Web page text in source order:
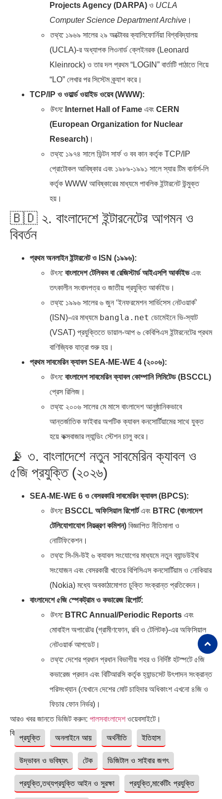
Projects Agency (DARPA) ও UCLA
Computer Science Department Archive ।
তথ্য: ১৯৬৯ সালের ২৯ অক্টোবর ক্যালিফোর্নিয়া বিশ্ববিদ্যালয়
(UCLA)-র অধ্যাপক লিওনার্ড ক্লেইনরক (Leonard
Kleinrock) ও তার দল প্রথম “LOGIN” বার্তাটি পাঠাতে গিয়ে
“LO” লেখার পর সিস্টেম ক্র্যাশ করে।
TCP/IP ও ওয়ার্ল্ড ওয়াইড ওয়েব (WWW):
উৎস: Internet Hall of Fame এবং CERN
(European Organization for Nuclear
Research) ।
তথ্য: ১৯৭৪ সালে ভিন্টন সার্ফ ও বব কান কর্তৃক TCP/IP
প্রোটোকল আবিষ্কার এবং ১৯৮৯-১৯৯১ সালে স্যার টিম বার্নার্স-লি
কর্তৃক WWW আবিষ্কারের মাধ্যমে পাবলিক ইন্টারনেট উন্মুক্ত
হয়।
🇧🇩 ২. বাংলাদেশে ইন্টারনেটের আগমন ও
বিবর্তন
প্রথম অনলাইন ইন্টারনেট ও ISN (১৯৯৬):
উৎস: বাংলাদেশ টেলিকম বা রেজিস্টার্ড আইএসপি আর্কাইভএবং
তৎকালীন সংবাদপত্র ও জাতীয় প্রযুক্তি আর্কাইভ।
তথ্য: ১৯৯৬ সালের ৬ জুন ‘ইনফরমেশন সার্ভিসেস নেটওয়ার্ক’
(ISN)-এর মাধ্যমে bangla.net ডোমেইনে ভি-স্যাট
(VSAT) প্রযুক্তিতে ডায়াল-আপ ৬ কেবিপিএস ইন্টারনেটের প্রথম
বাণিজ্যিক যাত্রা শুরু হয়।
প্রথম সাবমেরিন ক্যাবল SEA-ME-WE 4 (২০০৬):
উৎস: বাংলাদেশ সাবমেরিন ক্যাবল কোম্পানি লিমিটেড (BSCCL)
প্রেস রিলিজ।
তথ্য: ২০০৬ সালের মে মাসে বাংলাদেশ আনুষ্ঠানিকভাবে
আন্তর্জাতিক ফাইবার অপটিক ক্যাবল কনসোর্টিয়ামের সাথে যুক্ত
হয়ে কক্সবাজার ল্যান্ডিং স্টেশন চালু করে।
📡 ৩. বাংলাদেশে নতুন সাবমেরিন ক্যাবল ও
৫জি প্রযুক্তি (২০২৬)
SEA-ME-WE 6 ও বেসরকারি সাবমেরিন ক্যাবল (BPCS):
উৎস: BSCCL অফিসিয়াল রিপোর্টএবং BTRC (বাংলাদেশ
টেলিযোগাযোগ নিয়ন্ত্রণ কমিশন) বিজ্ঞাপিত নীতিমালা ও
নোটিফিকেশন।
তথ্য: সি-মি-উই ৬ ক্যাবল সংযোগের মাধ্যমে নতুন ব্যান্ডউইথ
সংযোজন এবং বেসরকারী খাতের বিপিসিএস কনসোর্টিয়াম ও নোকিয়ার
(Nokia) মধ্যে অবকাঠামোগত চুক্তি সংক্রান্ত প্রতিবেদন।
বাংলাদেশে ৫জি স্পেকট্রাম ও কভারেজ রিপোর্ট:
উৎস: BTRC Annual/Periodic Reports এবং
মোবাইল অপারেটর (গ্রামীণফোন, রবি ও টেলিটক)-এর অফিসিয়াল
নেটওয়ার্ক আপডেট।
তথ্য: দেশের প্রধান প্রধান বিভাগীয় শহর ও নির্দিষ্ট হটস্পটে ৫জি
কভারেজ প্রদান এবং বিটিআরসি কর্তৃক হ্যান্ডসেট উৎপাদন সংক্রান্ত
পরিসংখ্যান (যেখানে দেশের মোট চাহিদার অধিকাংশ এখনো ৪জি ও
ফিচার ফোন নির্ভর)।
আরও খবর জানতে ভিজিট করুন: পালসবাংলাদেশওয়েবসাইটে।
বিষয়ঃপ্রযুক্তি অনলাইনে আয় অর্থনীতি ইতিহাস
উদ্ভাবন ও ভবিষ্যৎ টেক ডিজিটাল ও সাইবার জগৎ
প্রযুক্তি,তথ্যপ্রযুক্তি আইন ও সুরক্ষা প্রযুক্তি,মার্কেটিং প্রযুক্তি